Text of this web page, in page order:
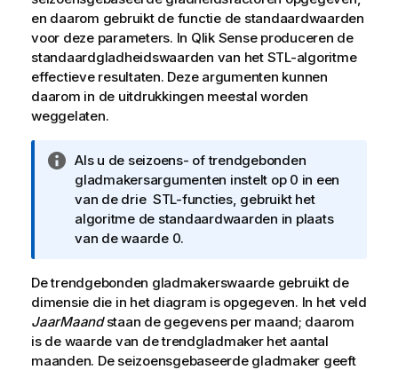
en daarom gebruikt de functie de standaardwaarden
voor deze parameters. In Qlik Senseproduceren de
standaardgladheidswaarden van het STL-algoritme
effectieve resultaten. Deze argumenten kunnen
daarom in de uitdrukkingen meestal worden
weggelaten.
I
n
f
o
r
a
t
i
e
Als u de seizoens- of trendgebonden
gladmakersargumenten instelt op 0 in een
van de drie STL-functies, gebruikt het
algoritme de standaardwaarden in plaats
van de waarde 0.
De trendgebonden gladmakerswaarde gebruikt de
dimensie die in het diagram is opgegeven. In het veld
JaarMaandstaan de gegevens per maand; daarom
is de waarde van de trendgladmaker het aantal
maanden. De seizoensgebaseerde gladmaker geeft